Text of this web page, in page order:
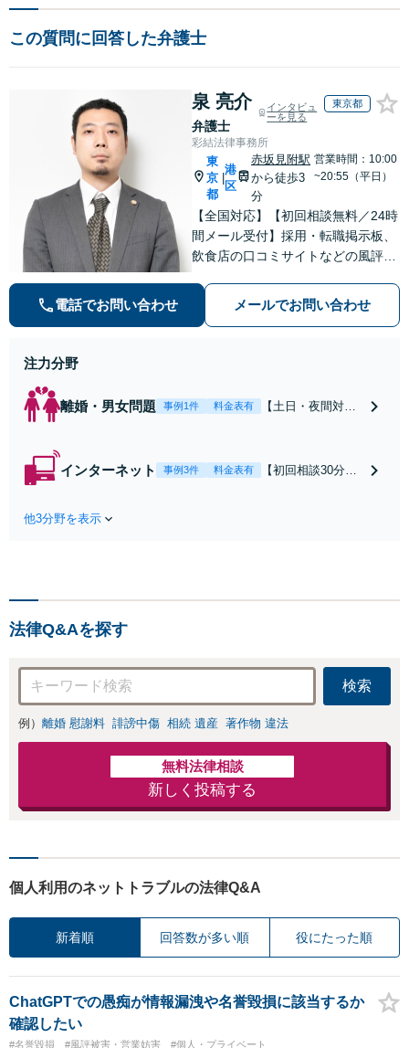
この質問に回答した弁護士
泉 亮介
弁護士
インタビュ
ーを見る
東京都
彩結法律事務所
東
京
都
港
区
赤坂見附駅
から徒歩3
分
営業時間：10:00
~20:55（平日）
【全国対応】【初回相談無料／24時
間メール受付】採用・転職掲示板、
飲食店の口コミサイトなどの風評被
の種類を問わず相談可。可能な限り
早期対応で駆けつけサポート【労
電話でお問い合わせ メールでお問い合わせ
注力分野
離婚・男女問題 事例1件 料金表有
【土日・夜間対応
れたら、サインす
インターネット 事例3件 料金表有
【初回相談30分無
お店の風評被害対
応可：開示請求の
意見照会が来たと
きの対処法、被害
者との示談交渉
他3分野を表示
法律Q&Aを探す
検索
例） 離婚 慰謝料 誹謗中傷 相続 遺産 著作物 違法
無料法律相談
新しく投稿する
個人利用のネットトラブルの法律Q&A
新着順 回答数が多い順 役にたった順
ChatGPTでの愚痴が情報漏洩や名誉毀損に該当するか
確認したい
#名誉毀損 #風評被害・営業妨害 #個人・プライベート